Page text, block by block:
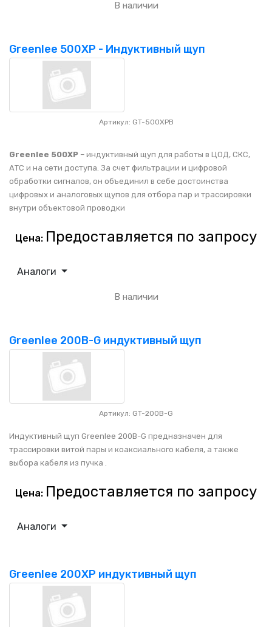
В наличии
Greenlee 500XP - Индуктивный щуп
Артикул: GT-500XPB
Greenlee 500XP – индуктивный щуп для работы в ЦОД, СКС,
АТС и на сети доступа. За счет фильтрации и цифровой
обработки сигналов, он объединил в себе достоинства
цифровых и аналоговых щупов для отбора пар и трассировки
внутри объектовой проводки
Цена: Предоставляется по запросу
Аналоги
В наличии
Greenlee 200B-G индуктивный щуп
Артикул: GT-200B-G
Индуктивный щуп Greenlee 200B-G предназначен для
трассировки витой пары и коаксиального кабеля, а также
выбора кабеля из пучка .
Цена: Предоставляется по запросу
Аналоги
Greenlee 200XP индуктивный щуп